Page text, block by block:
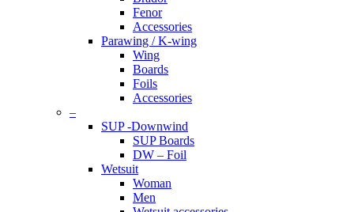
Fenor
Accessories
Parawing / K-wing
Wing
Boards
Foils
Accessories
–
SUP -Downwind
SUP Boards
DW – Foil
Wetsuit
Woman
Men